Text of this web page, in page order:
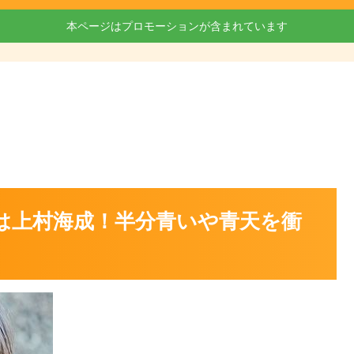
本ページはプロモーションが含まれています
上村海成！半分青いや青天を衝